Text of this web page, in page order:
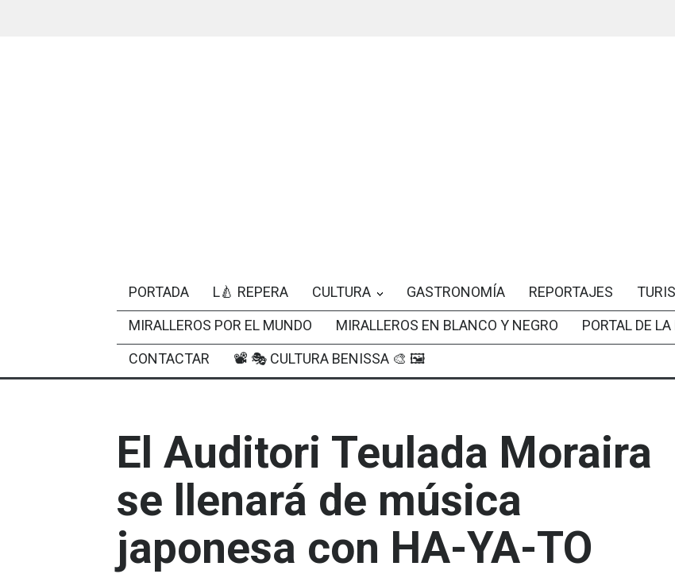
PORTADA L🍐 REPERA CULTURA GASTRONOMÍA REPORTAJES
MIRALLEROS POR EL MUNDO
MIRALLEROS EN BLANCO Y NEGRO PORTAL DE
CONTACTAR
📽 🎭 CULTURA BENISSA 🎨 🖼
El Auditori Teulada Moraira
se llenará de música
japonesa con HA-YA-TO